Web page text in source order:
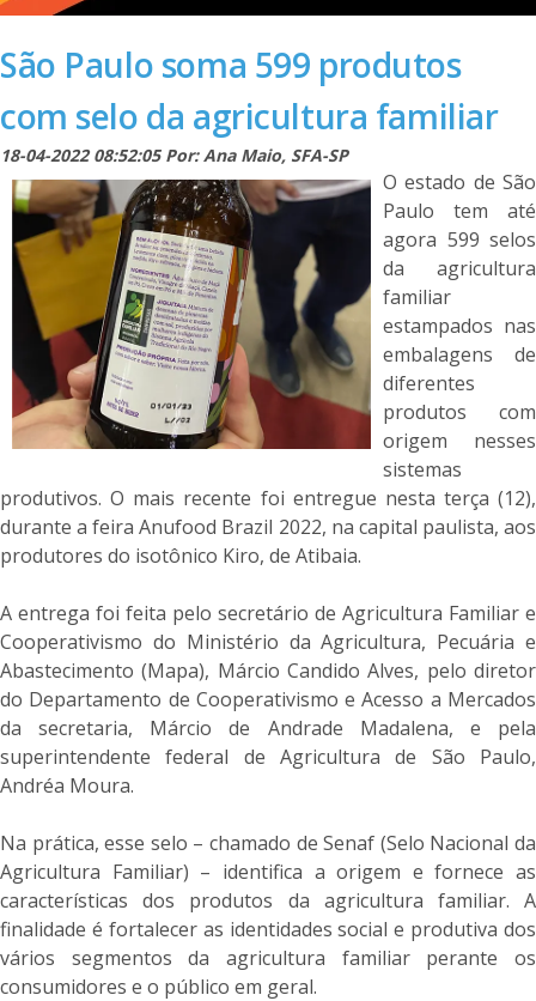
São Paulo soma 599 produtos
com selo da agricultura familiar
18-04-2022 08:52:05 Por: Ana Maio, SFA-SP
O estado de São
Paulo tem até
agora 599 selos
da agricultura
familiar
estampados nas
embalagens de
diferentes
produtos com
origem nesses
sistemas
produtivos. O mais recente foi entregue nesta terça (12),
durante a feira Anufood Brazil 2022, na capital paulista, aos
produtores do isotônico Kiro, de Atibaia.
A entrega foi feita pelo secretário de Agricultura Familiar e
Cooperativismo do Ministério da Agricultura, Pecuária e
Abastecimento (Mapa), Márcio Candido Alves, pelo diretor
do Departamento de Cooperativismo e Acesso a Mercados
da secretaria, Márcio de Andrade Madalena, e pela
superintendente federal de Agricultura de São Paulo,
Andréa Moura.
Na prática, esse selo – chamado de Senaf (Selo Nacional da
Agricultura Familiar) – identifica a origem e fornece as
características dos produtos da agricultura familiar. A
finalidade é fortalecer as identidades social e produtiva dos
vários segmentos da agricultura familiar perante os
consumidores e o público em geral.